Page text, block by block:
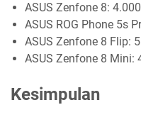
ASUS Zenfone 8:
ASUS ROG Phone 5s
ASUS Zenfone 8 Flip:
ASUS Zenfone 8 Mini:
Kesimpulan